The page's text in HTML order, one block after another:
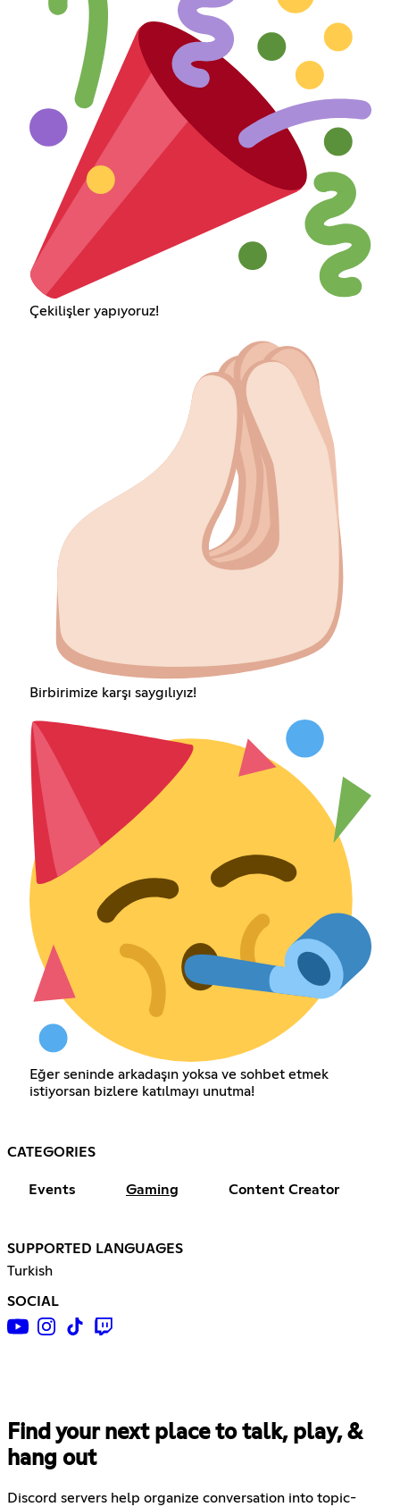
Çekilişler yapıyoruz!
Birbirimize karşı saygılıyız!
Eğer seninde arkadaşın yoksa ve sohbet etmek
istiyorsan bizlere katılmayı unutma!
CATEGORIES
Events Gaming Content Creator
SUPPORTED LANGUAGES
Turkish
SOCIAL
Find your next place to talk, play, &
hang out
Discord servers help organize conversation into topic-